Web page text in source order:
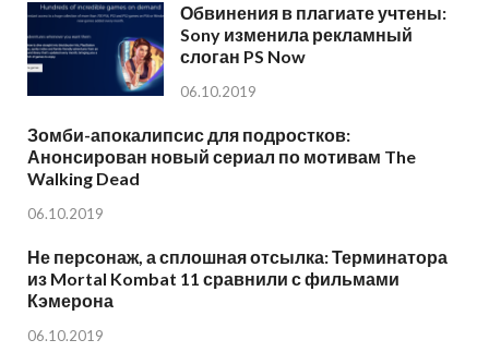
Обвинения в плагиате учтены:
Sony изменила рекламный
слоган PS Now
06.10.2019
Зомби-апокалипсис для подростков:
Анонсирован новый сериал по мотивам The
Walking Dead
06.10.2019
Не персонаж, а сплошная отсылка: Терминатора
из Mortal Kombat 11 сравнили с фильмами
Кэмерона
06.10.2019